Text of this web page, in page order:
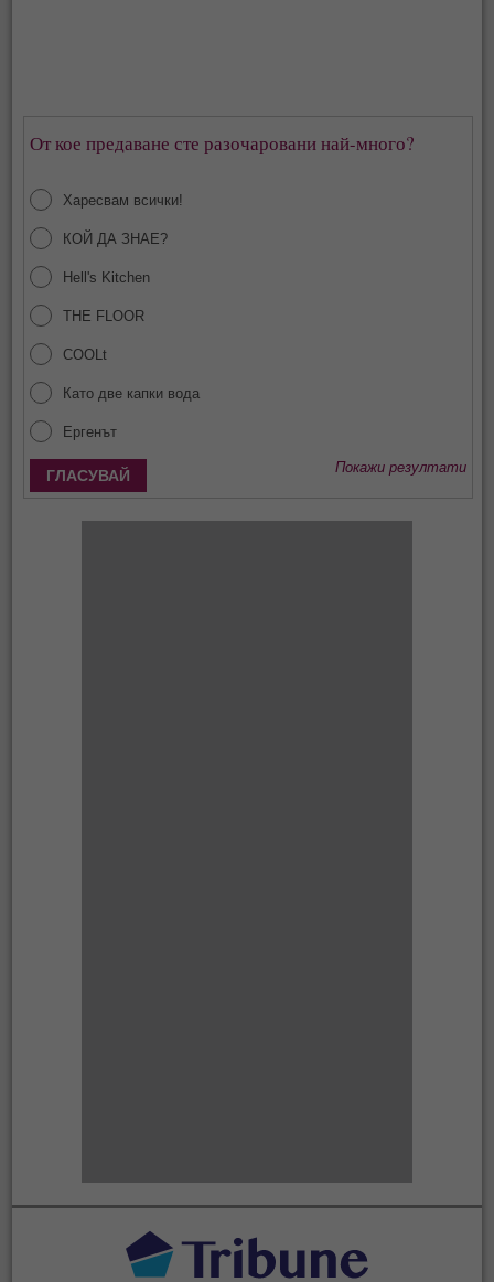
От кое предаване сте разочаровани най-много?
Харесвам всички!
КОЙ ДА ЗНАЕ?
Hell's Kitchen
THE FLOOR
COOLt
Като две капки вода
Ергенът
Покажи резултати